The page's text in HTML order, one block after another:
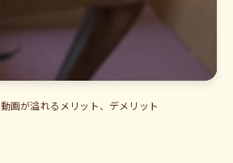
動画が溢れるメリット、デメリット